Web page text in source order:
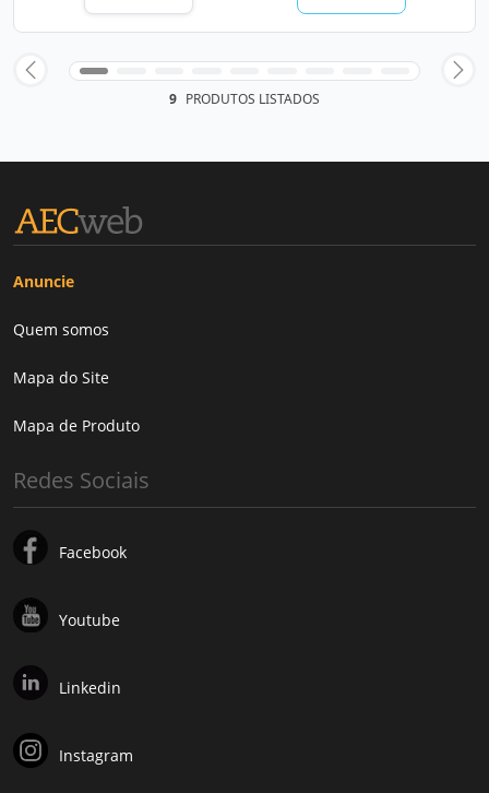
9 PRODUTOS LISTADOS
Anuncie
Quem somos
Mapa do Site
Mapa de Produto
Redes Sociais
Facebook
Youtube
Linkedin
Instagram